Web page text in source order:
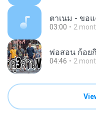
03:00 2
พ่อสอน ก้อยกิ
04:46 2